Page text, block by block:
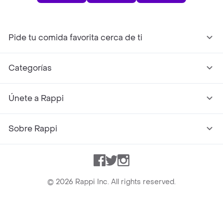
Pide tu comida favorita cerca de ti
Categorías
Únete a Rappi
Sobre Rappi
Facebook
TwitterInstagram
© 2026 Rappi Inc. All rights reserved.